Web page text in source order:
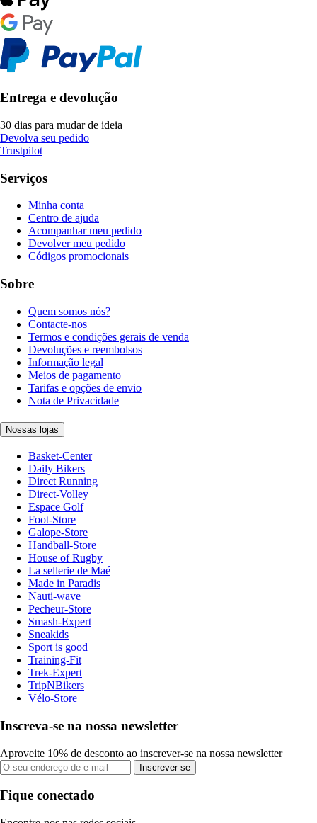
Entrega e devolução
30 dias para mudar de ideia
Devolva seu pedido
Trustpilot
Serviços
Minha conta
Centro de ajuda
Acompanhar meu pedido
Devolver meu pedido
Códigos promocionais
Sobre
Quem somos nós?
Contacte-nos
Termos e condições gerais de venda
Devoluções e reembolsos
Informação legal
Meios de pagamento
Tarifas e opções de envio
Nota de Privacidade
Nossas lojas
Basket-Center
Daily Bikers
Direct Running
Direct-Volley
Espace Golf
Foot-Store
Galope-Store
Handball-Store
House of Rugby
La sellerie de Maé
Made in Paradis
Nauti-wave
Pecheur-Store
Smash-Expert
Sneakids
Sport is good
Training-Fit
Trek-Expert
TripNBikers
Vélo-Store
Inscreva-se na nossa newsletter
Aproveite 10% de desconto ao inscrever-se na nossa newsletter
Inscrever-se
Fique conectado